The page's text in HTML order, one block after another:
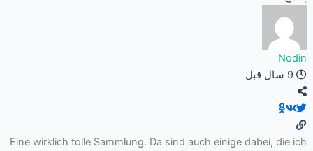
Nodin
9 سال قبل
Eine wirklich tolle Sammlung. Da sind auch einige dabei, die ich